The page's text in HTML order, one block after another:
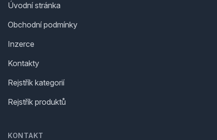
Úvodní stránka
Obchodní podmínky
Inzerce
Kontakty
Rejstřík kategorií
Rejstřík produktů
KONTAKT